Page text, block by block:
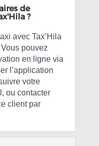
de
?
avec Tax’Hila
pouvez
en ligne via
l’application
votre
ou contacter
client par